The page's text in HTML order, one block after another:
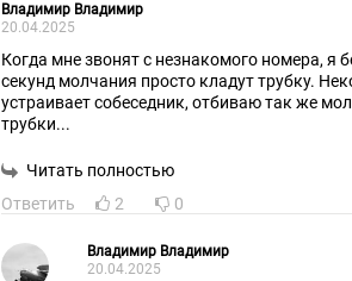
Владимир Владимир
20.04.2025
Когда мне звонят с незнакомого номера, я
секунд молчания просто кладут трубку.
устраивает собеседник, отбиваю так же
трубки...
Читать полностью
Ответить
2 0
Владимир Владимир
20.04.2025